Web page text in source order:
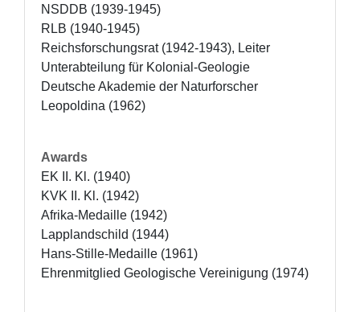
NSDDB (1939-1945)
RLB (1940-1945)
Reichsforschungsrat (1942-1943), Leiter
Unterabteilung für Kolonial-Geologie
Deutsche Akademie der Naturforscher
Leopoldina (1962)
Awards
EK II. Kl. (1940)
KVK II. Kl. (1942)
Afrika-Medaille (1942)
Lapplandschild (1944)
Hans-Stille-Medaille (1961)
Ehrenmitglied Geologische Vereinigung (1974)